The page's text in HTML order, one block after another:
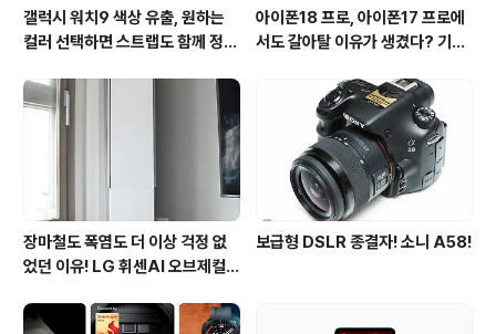
갤럭시 워치9 색상 유출, 원하는
컬러 선택하면 스트랩도 함께 정해
아이폰18 프로, 아이폰17 프로에
서도 갈아탈 이유가 생겼다? 기대
장마철도 폭염도 더 이상 걱정 없
었던 이유! LG 휘센AI 오브제컬렉
사용 후기
보급형 DSLR 종결자! 소니 A58!